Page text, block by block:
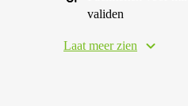
validen
Laat meer zien